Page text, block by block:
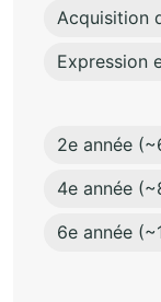
Acquisition
Expression
2e année
4e année
6e année